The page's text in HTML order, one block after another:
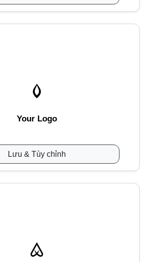
Your Logo
Lưu & Tùy chỉnh